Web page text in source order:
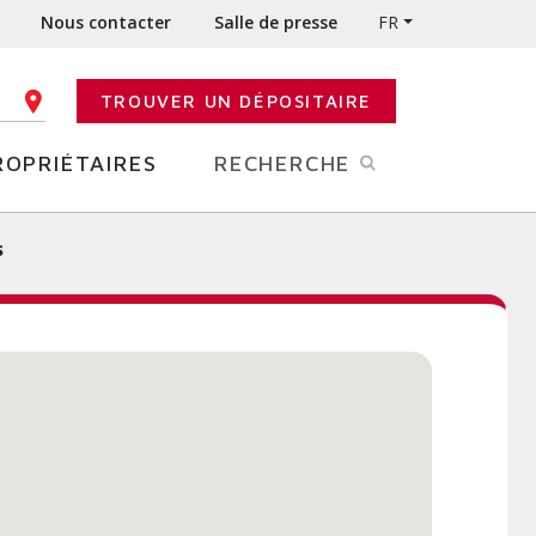
Nous contacter Salle de presse FR
CODE POSTALTROUVER UN DÉPOSITAIRE
RECHERCHE